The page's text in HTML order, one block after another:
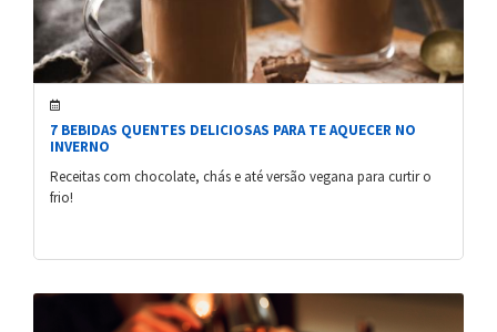
7 BEBIDAS QUENTES DELICIOSAS PARA TE AQUECER NO
INVERNO
Receitas com chocolate, chás e até versão vegana para curtir o
frio!